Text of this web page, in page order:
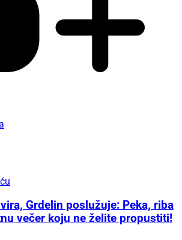
Grdelin poslužuje: Peka, riba
večer koju ne želite propustiti!